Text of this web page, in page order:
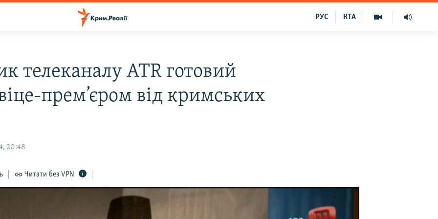
КТА
РУС
телеканалу АТR готовий
прем’єром від кримських
20:48
Читати без VPN